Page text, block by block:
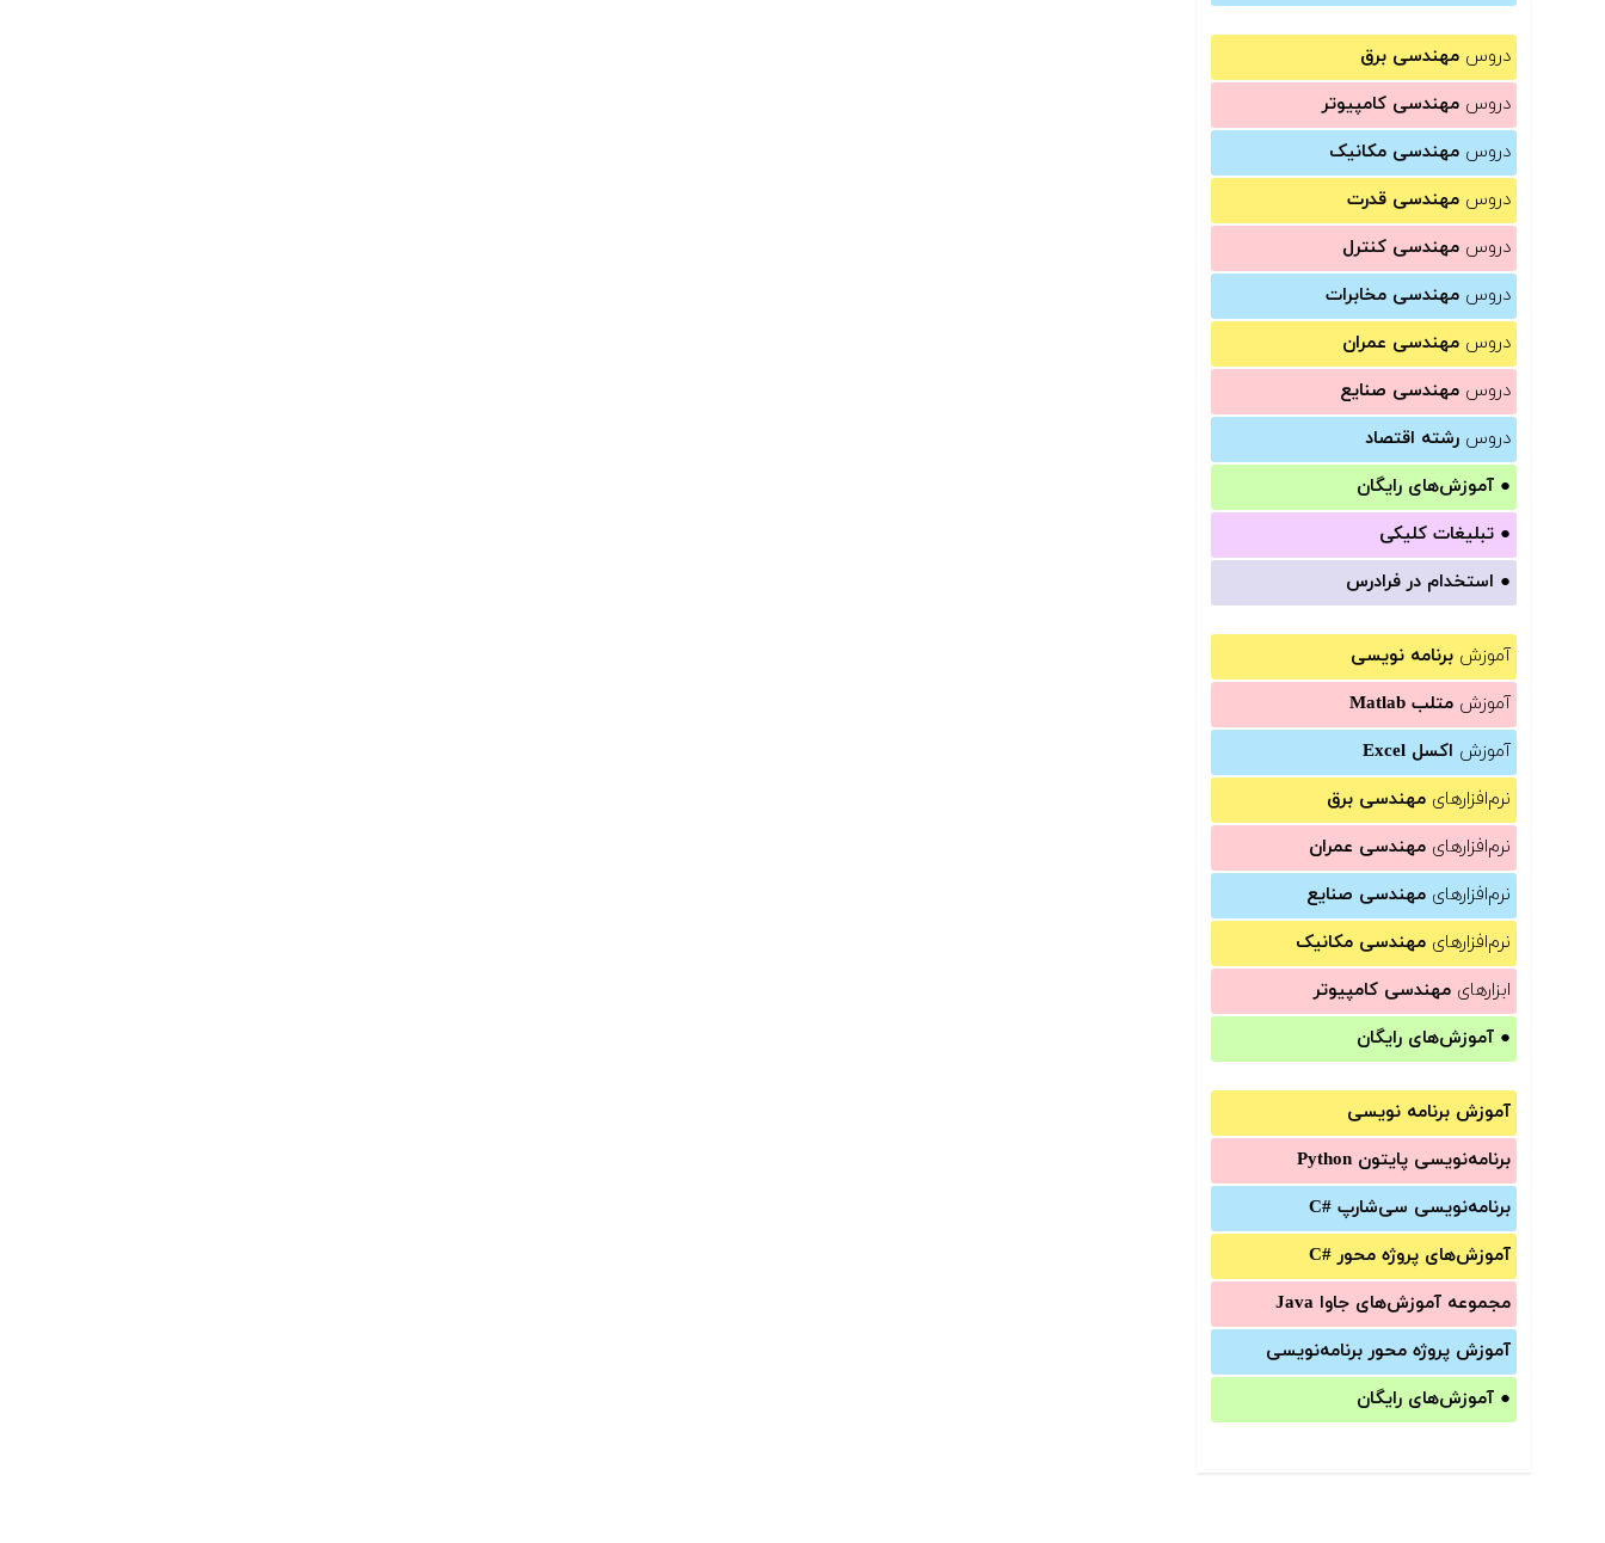
دروس مهندسی برق
دروس مهندسی کامپیوتر
دروس مهندسی مکانیک
دروس مهندسی قدرت
دروس مهندسی کنترل
دروس مهندسی مخابرات
دروس مهندسی عمران
دروس مهندسی صنایع
دروس رشته اقتصاد
● آموزش‌های رایگان
● تبلیغات کلیکی
● استخدام در فرادرس
آموزش برنامه نویسی
آموزش متلب Matlab
آموزش اکسل Excel
نرم‌افزارهای مهندسی برق
نرم‌افزارهای مهندسی عمران
نرم‌افزارهای مهندسی صنایع
نرم‌افزارهای مهندسی مکانیک
ابزارهای مهندسی کامپیوتر
● آموزش‌های رایگان
آموزش برنامه نویسی
برنامه‌نویسی پایتون Python
برنامه‌‌نویسی سی‌شارپ C#‎
آموزش‌های پروژه محور #C
مجموعه آموزش‌های جاوا Java
آموزش‌ پروژه محور برنامه‌نویسی
● آموزش‌های رایگان